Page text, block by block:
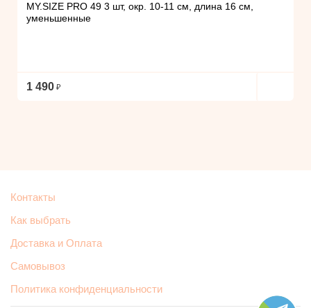
MY.SIZE PRO 49 3 шт, окр. 10-11 см, длина 16 см,
уменьшенные
1 490
Контакты
Как выбрать
Доставка и Оплата
Самовывоз
Политика конфиденциальности